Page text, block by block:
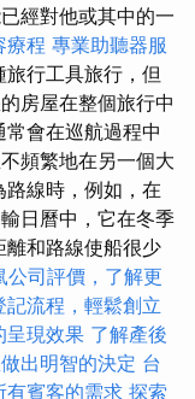
經對他或其中的一
療程 專業助聽器服
行工具旅行，但
房屋在整個旅行中
會在巡航過程中
頻繁地在另一個大
線時，例如，在
日曆中，它在冬季
和路線使船很少
公司評價，了解更
記流程，輕鬆創立
呈現效果 了解產後
出明智的決定 台
有賓客的需求 探索